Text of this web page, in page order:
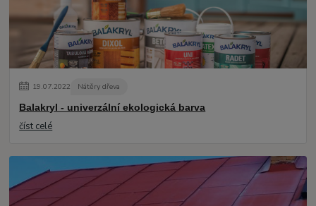
19.07.2022 Nátěry dřeva
Balakryl - univerzální ekologická barva
číst celé